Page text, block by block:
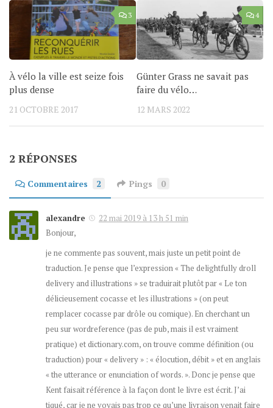
3
À vélo la ville est seize fois
plus dense
21 OCTOBRE 2017
4
Günter Grass ne savait pas
faire du vélo…
12 MARS 2022
2 RÉPONSES
Commentaires 2 Pings 0
alexandre
22 mai 2019 à 13 h 51 min
Bonjour,
je ne commente pas souvent, mais juste un petit point de
traduction. Je pense que l’expression « The delightfully droll
delivery and illustrations » se traduirait plutôt par « Le ton
délicieusement cocasse et les illustrations » (on peut
remplacer cocasse par drôle ou comique). En cherchant un
peu sur wordreference (pas de pub, mais il est vraiment
pratique) et dictionary.com, on trouve comme définition (ou
traduction) pour « delivery » : « élocution, débit » et en anglais
« the utterance or enunciation of words. ». Donc je pense que
Kent faisait référence à la façon dont le livre est écrit. J’ai
tiqué, car je ne voyais pas trop ce qu’une livraison venait faire